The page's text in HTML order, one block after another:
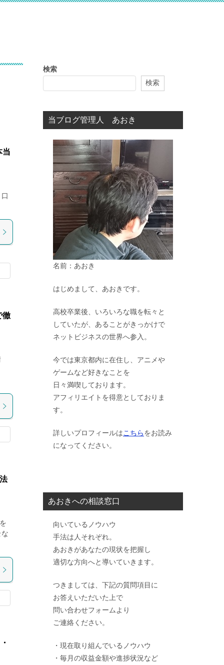
当
徹
検索
検索
当ブログ管理人 あおき
名前：あおき
はじめまして、あおきです。
高校卒業後、いろいろな職を転々と
していたが、あることがきっかけで
ネットビジネスの世界へ参入。
今では東京都内に在住し、アニメや
ゲームなど好きなことを
日々満喫しております。
アフィリエイトを得意としておりま
す。
詳しいプロフィールはこちらをお読み
になってください。
あおきへの相談窓口
向いているノウハウ
手法は人それぞれ。
あおきがあなたの現状を把握し
適切な方向へと導いていきます。
つきましては、下記の質問項目に
お答えいただいた上で
問い合わせフォームより
ご連絡ください。
・現在取り組んでいるノウハウ
・毎月の収益金額や進捗状況など